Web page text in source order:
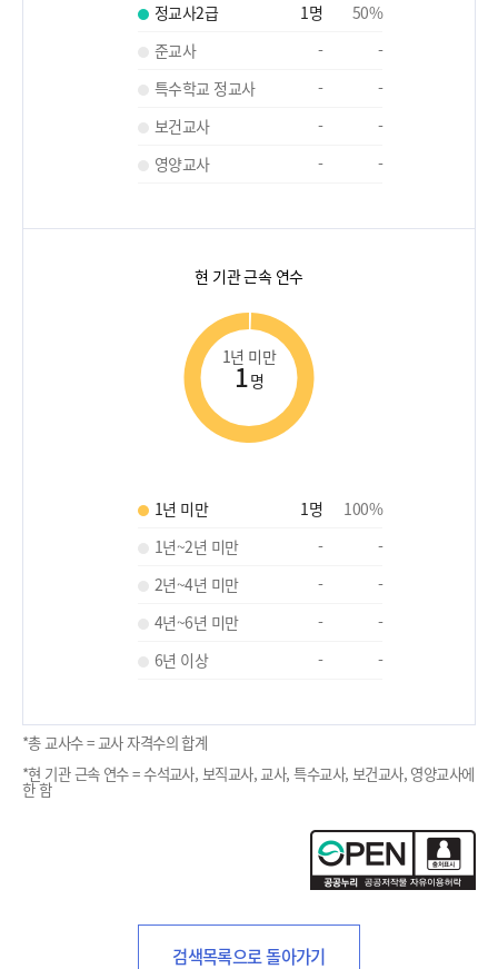
정교사2급
1명 50%
준교사
-
-
특수학교 정교사
-
-
보건교사
-
-
영양교사
- -
현 기관 근속 연수
1년 미만
1명
1년 미만 1명 100%
1년~2년 미만
-
-
2년~4년 미만
-
-
4년~6년 미만
-
-
6년 이상
- -
*총 교사수 = 교사 자격수의 합계
*현 기관 근속 연수 = 수석교사, 보직교사, 교사, 특수교사, 보건교사, 영양교사에
한 함
검색목록으로 돌아가기